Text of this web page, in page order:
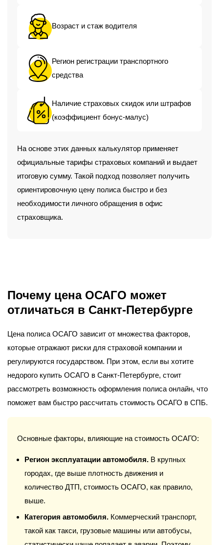
Возраст и стаж водителя
Регион регистрации транспортного
средства
Наличие страховых скидок или штрафов
(коэффициент бонус-малус)
На основе этих данных калькулятор применяет
официальные тарифы страховых компаний и выдает
итоговую сумму. Такой подход позволяет получить
ориентировочную цену полиса быстро и без
необходимости личного обращения в офис
страховщика.
Почему цена ОСАГО может
отличаться в Санкт-Петербурге
Цена полиса ОСАГО зависит от множества факторов,
которые отражают риски для страховой компании и
регулируются государством. При этом, если вы хотите
недорого купить ОСАГО в Санкт-Петербурге, стоит
рассмотреть возможность оформления полиса онлайн, что
поможет вам быстро рассчитать стоимость ОСАГО в СПБ.
Основные факторы, влияющие на стоимость ОСАГО:
Регион эксплуатации автомобиля. В крупных
городах, где выше плотность движения и
количество ДТП, стоимость ОСАГО, как правило,
выше.
Категория автомобиля. Коммерческий транспорт,
такой как такси, грузовые машины или автобусы,